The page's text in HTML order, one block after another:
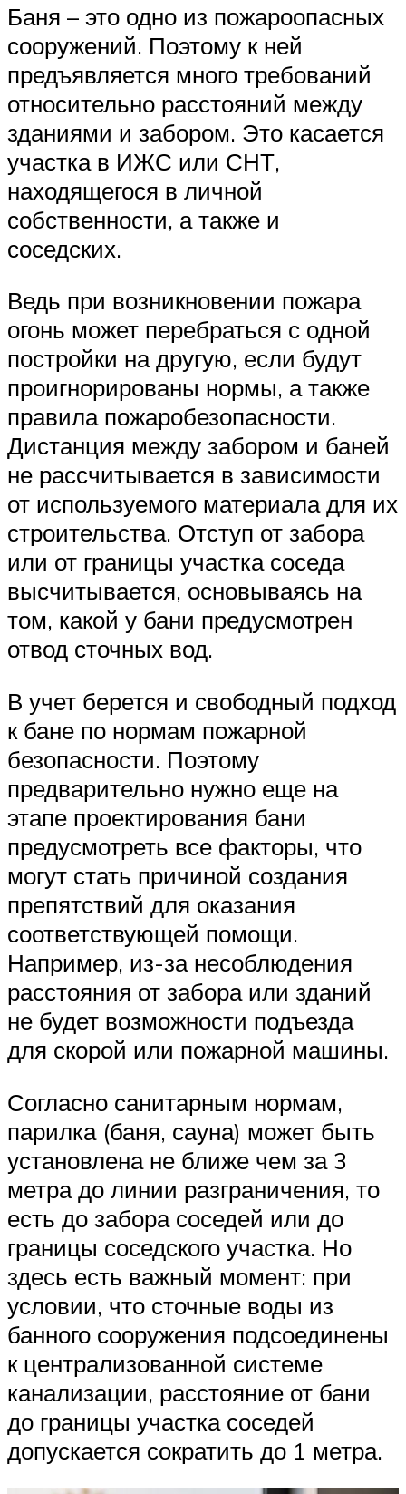
Баня – это одно из пожароопасных
сооружений. Поэтому к ней
предъявляется много требований
относительно расстояний между
зданиями и забором. Это касается
участка в ИЖС или СНТ,
находящегося в личной
собственности, а также и
соседских.
Ведь при возникновении пожара
огонь может перебраться с одной
постройки на другую, если будут
проигнорированы нормы, а также
правила пожаробезопасности.
Дистанция между забором и баней
не рассчитывается в зависимости
от используемого материала для их
строительства. Отступ от забора
или от границы участка соседа
высчитывается, основываясь на
том, какой у бани предусмотрен
отвод сточных вод.
В учет берется и свободный подход
к бане по нормам пожарной
безопасности. Поэтому
предварительно нужно еще на
этапе проектирования бани
предусмотреть все факторы, что
могут стать причиной создания
препятствий для оказания
соответствующей помощи.
Например, из-за несоблюдения
расстояния от забора или зданий
не будет возможности подъезда
для скорой или пожарной машины.
Согласно санитарным нормам,
парилка (баня, сауна) может быть
установлена не ближе чем за 3
метра до линии разграничения, то
есть до забора соседей или до
границы соседского участка. Но
здесь есть важный момент: при
условии, что сточные воды из
банного сооружения подсоединены
к централизованной системе
канализации, расстояние от бани
до границы участка соседей
допускается сократить до 1 метра.